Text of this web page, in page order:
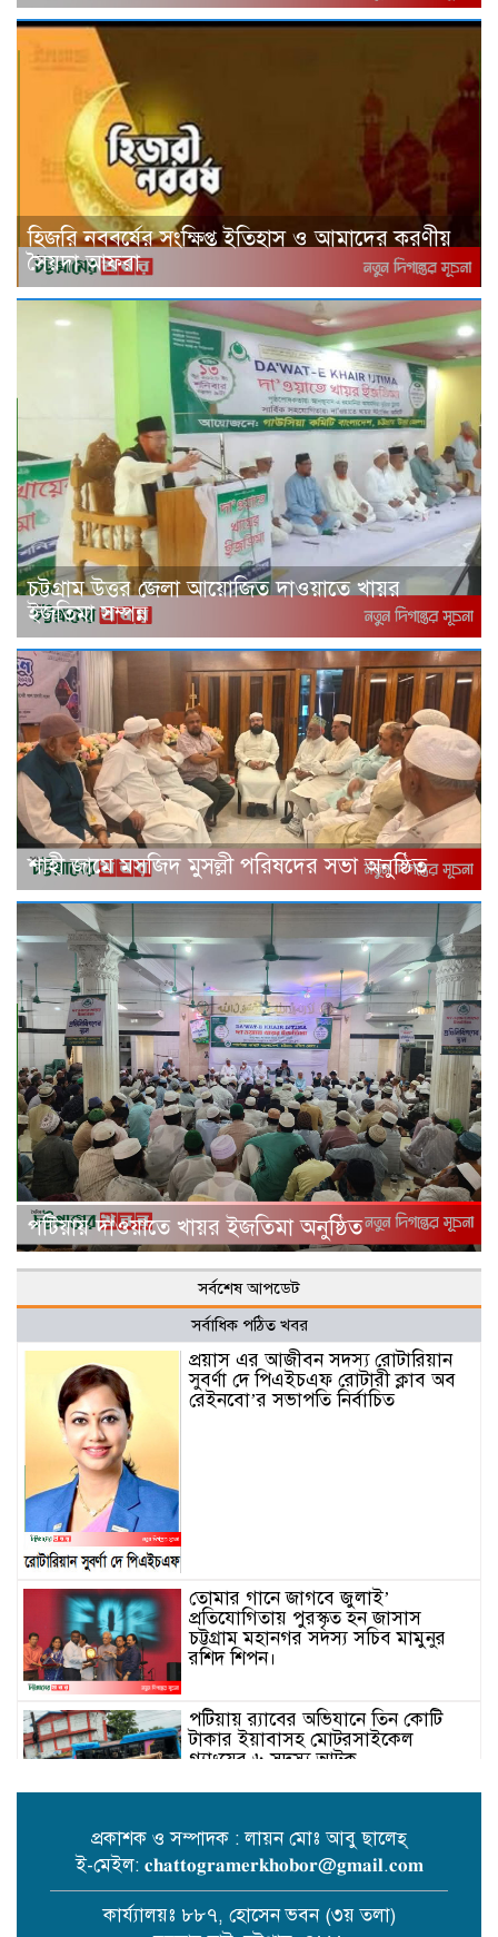
হিজরি নববর্ষের সংক্ষিপ্ত ইতিহাস ও আমাদের করণীয়
সৈয়দা আফরা
চট্টগ্রাম উত্তর জেলা আয়োজিত দাওয়াতে খায়র
ইজতিমা সম্পন্ন
শাহী জামে মসজিদ মুসল্লী পরিষদের সভা অনুষ্ঠিত
পটিয়ায় দাওয়াতে খায়র ইজতিমা অনুষ্ঠিত
সর্বশেষ আপডেট
সর্বাধিক পঠিত খবর
প্রয়াস এর আজীবন সদস্য রোটারিয়ান
সুবর্ণা দে পিএইচএফ রোটারী ক্লাব অব
রেইনবো’র সভাপতি নির্বাচিত
তোমার গানে জাগবে জুলাই’
প্রতিযোগিতায় পুরস্কৃত হন জাসাস
চট্টগ্রাম মহানগর সদস‌্য স‌চিব মামুনুর
রশিদ শিপন।
পটিয়ায় র‍্যাবের অভিযানে তিন কোটি
টাকার ইয়াবাসহ মোটরসাইকেল
গ্যাংয়ের ৬ সদস্য আটক
বোয়ালখালীতে পুকুরে মিলল বৃদ্ধের
মরদেহ
প্রকাশক ও সম্পাদক : লায়ন মোঃ আবু ছালেহ্
ই-মেইল: 𝐜𝐡𝐚𝐭𝐭𝐨𝐠𝐫𝐚𝐦𝐞𝐫𝐤𝐡𝐨𝐛𝐨𝐫@𝐠𝐦𝐚𝐢𝐥.𝐜𝐨𝐦
কার্য্যালয়ঃ ৮৮৭, হোসেন ভবন (৩য় তলা)